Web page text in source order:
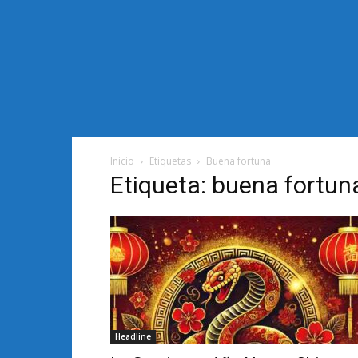
Inicio Etiquetas Buena fortuna
Etiqueta: buena
Headline